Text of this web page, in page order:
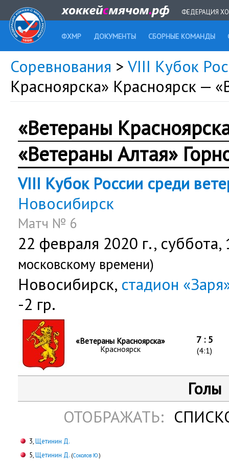
ФЕДЕРАЦИЯ
ФХМР ДОКУМЕНТЫ СБОРНЫЕ КОМАНДЫ
Соревнования > VIII Кубок
Красноярска» Красноярск —
«Ветераны
«Ветераны Алтая»
VIII Кубок России среди
Новосибирск
Матч № 6
22 февраля 2020 г., суббота,
московскому времени)
Новосибирск, стадион
-2 гр.
«Ветераны Красноярска»
Красноярск
7 : 5
(4:1)
Голы
ОТОБРАЖАТЬ:
3,Щетинин Д.
5,Щетинин Д. (Соколов Ю.)